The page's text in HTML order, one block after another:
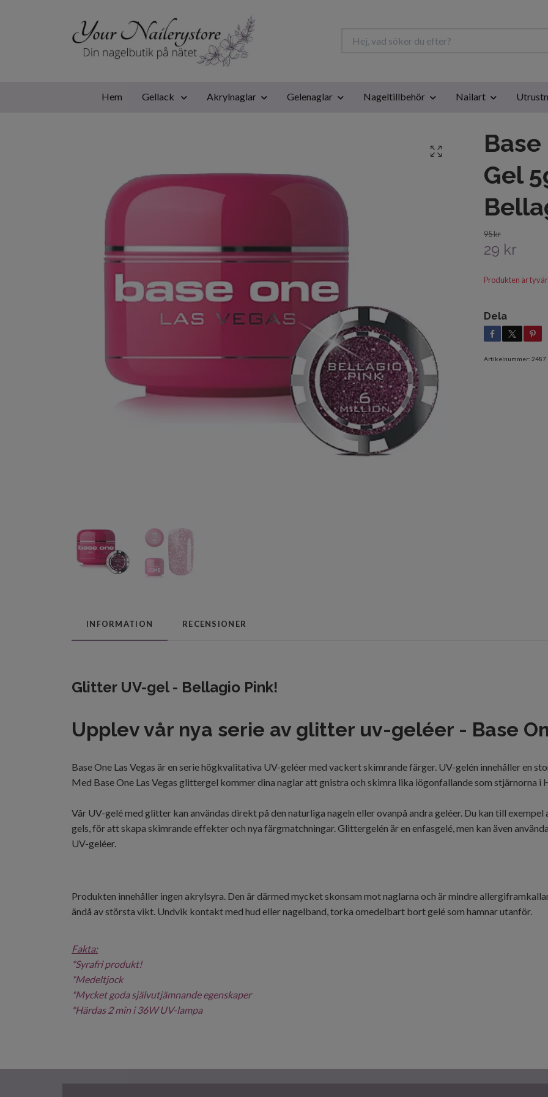
Hem Gellack Akrylnaglar Gelenaglar Nageltillbehör Nailart
Gel
95 kr
29 kr
Produkten är
Dela
Artikelnummer: 2487
INFORMATION RECENSIONER
Glitter UV-gel - Bellagio Pink!
Upplev vår nya serie av glitter uv-geléer - Base
BaseOne Las Vegas är en seriehögkvalitativa UV-geléermed vackertskimrande färger. UV-gelén innehålleren
Med Base One Las Vegas glittergel kommer dina naglar att gnistra och skimra lika iögonfallande som stjärnorna i
Vår UV-gelé med glitter kan användas direkt på den naturliga nageln eller ovanpå andra geléer. Du kan till exempel
gels, för att skapa skimrande effekter och nya färgmatchningar. Glittergelén är en enfasgelé, men kan även
UV-geléer.
Produkten innehåller ingen akrylsyra. Den är därmed mycket skonsam mot naglarna och är mindre
ändå av största vikt. Undvik kontakt med hud eller nagelband, torka omedelbart bort gelé som hamnar utanför.
Fakta:
*Syrafri produkt!
*Medeltjock
*Mycket goda självutjämnande egenskaper
*Härdas 2 min i 36W UV-lampa